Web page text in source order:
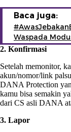
Baca juga:
Waspada
2. Konfirmasi
Setelah memonitor,
akun/nomor/link
DANA Protection
kamu bisa semakin
dari CS asli DANA
3. Lapor